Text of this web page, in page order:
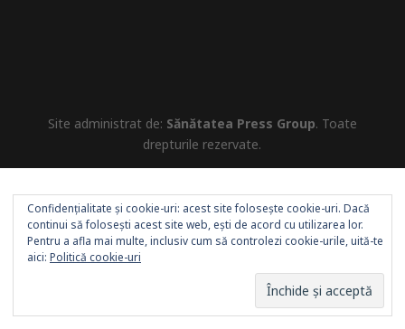
Site administrat de: Sănătatea Press Group. Toate
drepturile rezervate.
Confidențialitate și cookie-uri: acest site folosește cookie-uri. Dacă
continui să folosești acest site web, ești de acord cu utilizarea lor.
Pentru a afla mai multe, inclusiv cum să controlezi cookie-urile, uită-te
aici: Politică cookie-uri